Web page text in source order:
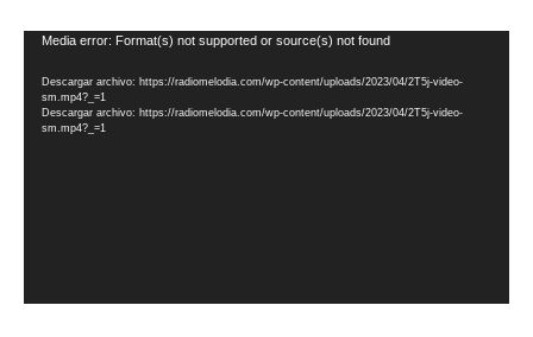
Reproductor
vídeo
Media error: Format(s) not supported or source(s) not found
Descargar archivo: https://radiomelodia.com/wp-content/uploads/2023/04/2T5j-video-
sm.mp4?_=1
Descargar archivo: https://radiomelodia.com/wp-content/uploads/2023/04/2T5j-video-
sm.mp4?_=1